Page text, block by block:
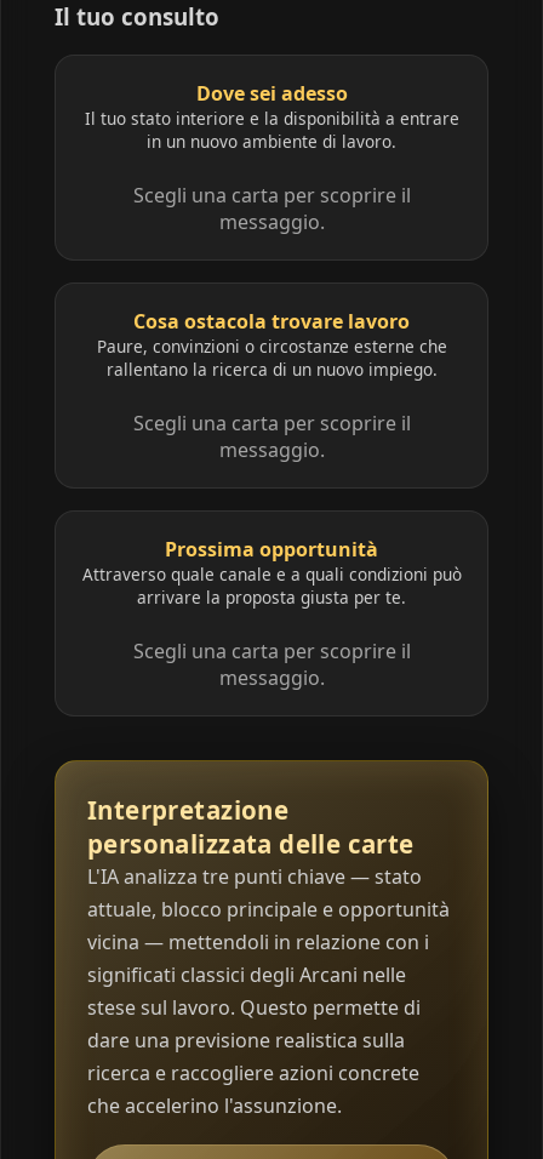
Il tuo consulto
Dove sei adesso
Il tuo stato interiore e la disponibilità a entrare
in un nuovo ambiente di lavoro.
Scegli una carta per scoprire il
messaggio.
Cosa ostacola trovare lavoro
Paure, convinzioni o circostanze esterne che
rallentano la ricerca di un nuovo impiego.
Scegli una carta per scoprire il
messaggio.
Prossima opportunità
Attraverso quale canale e a quali condizioni può
arrivare la proposta giusta per te.
Scegli una carta per scoprire il
messaggio.
Interpretazione
personalizzata delle carte
L'IA analizza tre punti chiave — stato
attuale, blocco principale e opportunità
vicina — mettendoli in relazione con i
significati classici degli Arcani nelle
stese sul lavoro. Questo permette di
dare una previsione realistica sulla
ricerca e raccogliere azioni concrete
che accelerino l'assunzione.